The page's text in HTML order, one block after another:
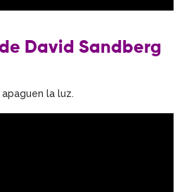
David Sandberg
la luz.